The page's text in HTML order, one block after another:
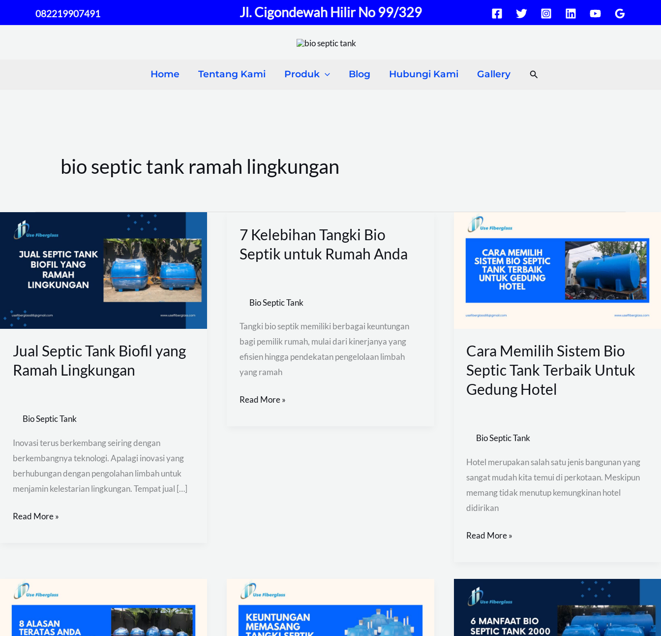
to
082219907491 Jl. Cigondewah Hilir No 99/329
Home Tentang Kami Produk Blog Hubungi Kami Gallery Search
bio septic tank ramah lingkungan
Jual Septic Tank Biofil yang
Ramah Lingkungan
Bio Septic Tank
Inovasi terus berkembang seiring dengan
berkembangnya teknologi. Apalagi inovasi yang
berhubungan dengan pengolahan limbah untuk
menjamin kelestarian lingkungan. Tempat jual […]
Jual
Septic
Tank
yang
Lingkungan
Read More »
7 Kelebihan Tangki Bio
Septik untuk Rumah Anda
Bio Septic Tank
Tangki bio septik memiliki berbagai keuntungan
bagi pemilik rumah, mulai dari kinerjanya yang
efisien hingga pendekatan pengelolaan limbah
yang ramah
7
Kelebihan
Tangki
untuk
Rumah
Anda
Read More »
Cara Memilih Sistem Bio
Septic Tank Terbaik Untuk
Gedung Hotel
Bio Septic Tank
Hotel merupakan salah satu jenis bangunan yang
sangat mudah kita temui di perkotaan. Meskipun
memang tidak menutup kemungkinan hotel
didirikan
Cara
Memilih
Sistem
Bio
Septic
Hotel
Read More »
8
Alasan
Anda
Keuntungan
Memasang
Tangki
Septik
Jual
Bio
Septic
Tank